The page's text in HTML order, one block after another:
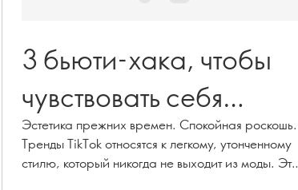
3 бьюти-хака, чтобы
чувствовать себя
роскошно
Эстетика прежних времен. Спокойная роскошь.
Тренды TikTok относятся к легкому, утонченному
стилю, который никогда не выходит из моды. Эти